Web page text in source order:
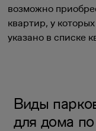
возможно
квартир, у
указано в списке
Виды
для дома